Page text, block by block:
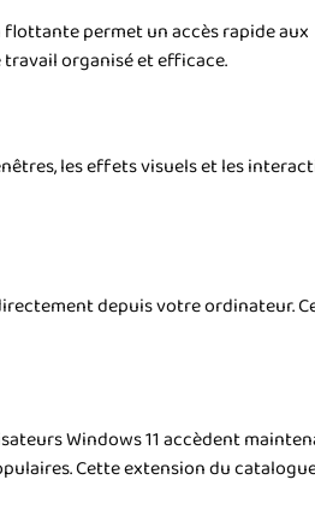
permet un accès rapide aux
organisé et efficace.
les effets visuels et les
depuis votre ordinateur.
Windows 11 accèdent
Cette extension du